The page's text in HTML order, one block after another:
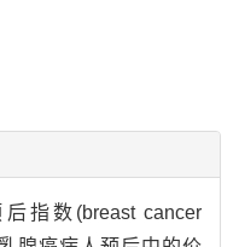
指数(breast cancer